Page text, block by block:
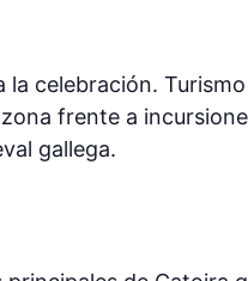
celebración.
frente a
gallega.